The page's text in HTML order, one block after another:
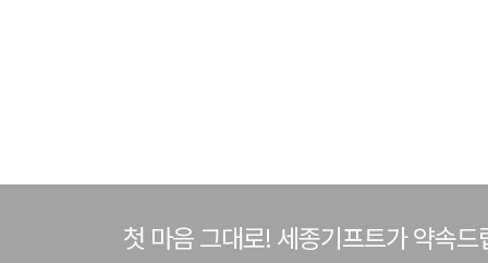
첫 마음 그대로! 세종기프트가 약속드